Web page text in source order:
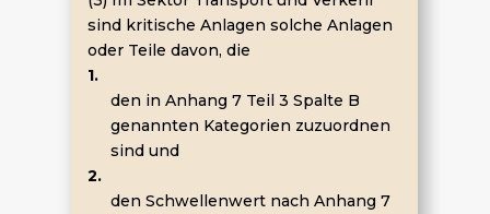
sind kritische Anlagen solche Anlagen
oder Teile davon, die
1.
den in Anhang 7 Teil 3 Spalte B
genannten Kategorien zuzuordnen
sind und
2.
den Schwellenwert nach Anhang 7